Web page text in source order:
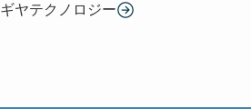
ギヤテクノロジー